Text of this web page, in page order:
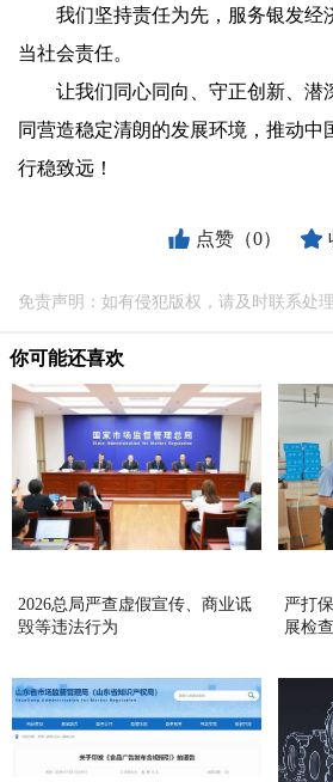
我们坚持责任为先，服务银发经
当社会责任。
让我们同心同向、守正创新、潜
同营造稳定清朗的发展环境，推动中
行稳致远！
点赞（0）
免责声明：如有侵犯版权，请及时联系处理
你可能还喜欢
2026总局严查虚假宣传、商业诋
毁等违法行为
严打
展检